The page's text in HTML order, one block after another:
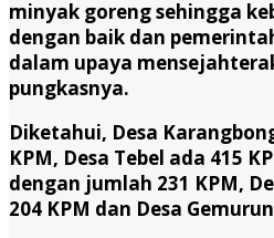
minyak goreng sehingga
dengan baik dan
dalam upaya
pungkasnya.
Diketahui, Desa
KPM, Desa Tebel ada 415
dengan jumlah 231 KPM,
204 KPM dan Desa